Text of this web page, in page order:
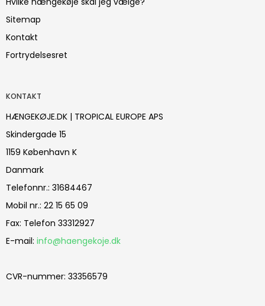
Sitemap
Kontakt
Fortrydelsesret
KONTAKT
HÆNGEKØJE.DK | TROPICAL EUROPE APS
Skindergade 15
1159 København K
Danmark
Telefonnr.: 31684467
Mobil nr.: 22 15 65 09
Fax: Telefon 33312927
E-mail: info@haengekoje.dk
CVR-nummer: 33356579